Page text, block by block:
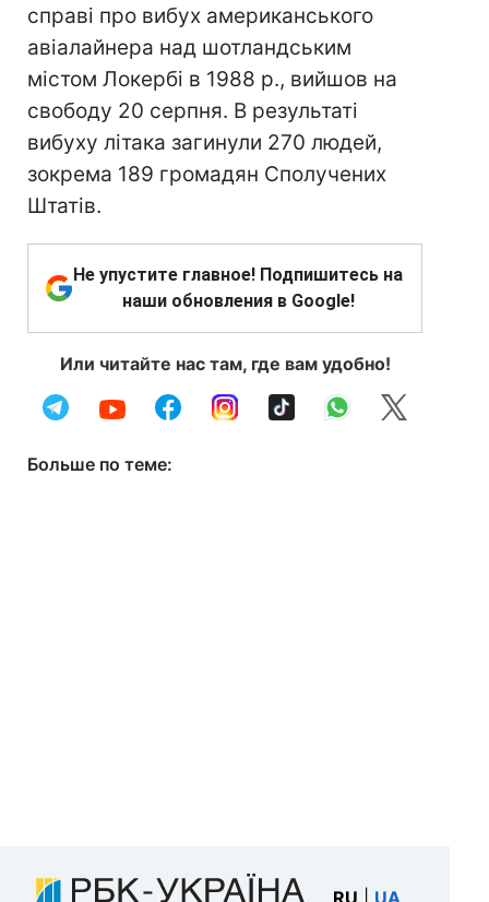
справі про вибух американського
авіалайнера над шотландським
містом Локербі в 1988 р., вийшов на
свободу 20 серпня. В результаті
вибуху літака загинули 270 людей,
зокрема 189 громадян Сполучених
Штатів.
Не упустите главное! Подпишитесь на
наши обновления в Google!
Или читайте нас там, где вам удобно!
Больше по теме:
RU UA